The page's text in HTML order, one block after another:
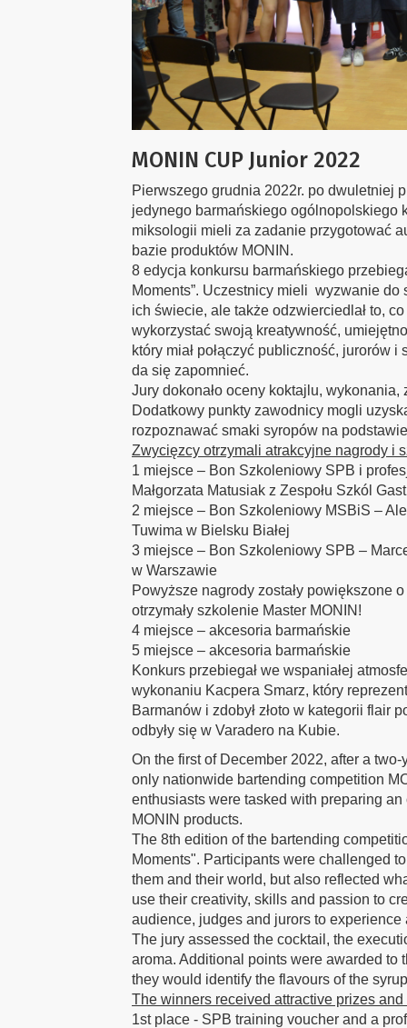
MONIN CUP Junior 2022
Pierwszego grudnia 2022r. po dwuletniej
jedynego barmańskiego ogólnopolskiego
miksologii mieli za zadanie przygotować
bazie produktów MONIN.
8 edycja konkursu barmańskiego
Moments”. Uczestnicy mieli wyzwanie do
ich świecie, ale także odzwierciedlał to,
wykorzystać swoją kreatywność,
który miał połączyć publiczność, jurorów
da się zapomnieć.
Jury dokonało oceny koktajlu,
Dodatkowy punkty zawodnicy mogli
rozpoznawać smaki syropów na
Zwycięzcy otrzymali atrakcyjne nagrody i
1 miejsce – Bon Szkoleniowy SPB i
Małgorzata Matusiak z Zespołu Szkól
2 miejsce – Bon Szkoleniowy MSBiS –
Tuwima w Bielsku Białej
3 miejsce – Bon Szkoleniowy SPB –
w Warszawie
Powyższe nagrody zostały powiększone
otrzymały szkolenie Master MONIN!
4 miejsce – akcesoria barmańskie
5 miejsce – akcesoria barmańskie
Konkurs przebiegał we wspaniałej
wykonaniu Kacpera Smarz, który
Barmanów i zdobył złoto w kategorii flair
odbyły się w Varadero na Kubie.
On the first of December 2022, after a
only nationwide bartending competition
enthusiasts were tasked with preparing
MONIN products.
The 8th edition of the bartending
Moments". Participants were challenged
them and their world, but also reflected
use their creativity, skills and passion to
audience, judges and jurors to
The jury assessed the cocktail, the
aroma. Additional points were awarded to
they would identify the flavours of the
The winners received attractive prizes and
1st place - SPB training voucher and a